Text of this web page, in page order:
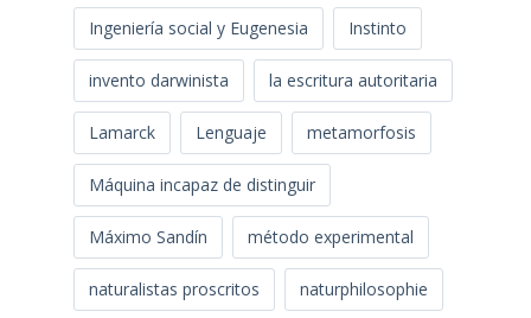
Ingeniería social y Eugenesia Instinto
invento darwinista la escritura autoritaria
Lamarck Lenguaje metamorfosis
Máquina incapaz de distinguir
Máximo Sandín método experimental
naturalistas proscritos naturphilosophie